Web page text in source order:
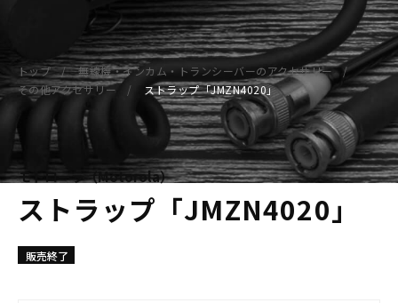
トップ
無線機・インカム・トランシーバーのアクセサリー
その他アクセサリー
ストラップ「JMZN4020」
モトローラ（Motorola）
ストラップ「JMZN4020」
販売終了